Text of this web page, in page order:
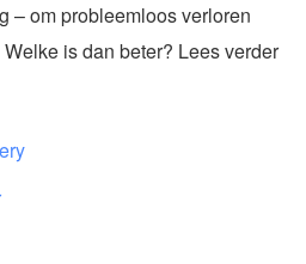
– om probleemloos verloren
is dan beter? Lees verder